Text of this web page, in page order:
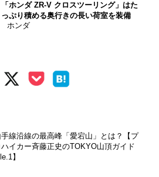
「ホンダ ZR-V クロスツーリング」はた
っぷり積める奥行きの長い荷室を装備
ホンダ
手線沿線の最高峰「愛宕山」とは？【プ
ハイカー斉藤正史のTOKYO山頂ガイド
】